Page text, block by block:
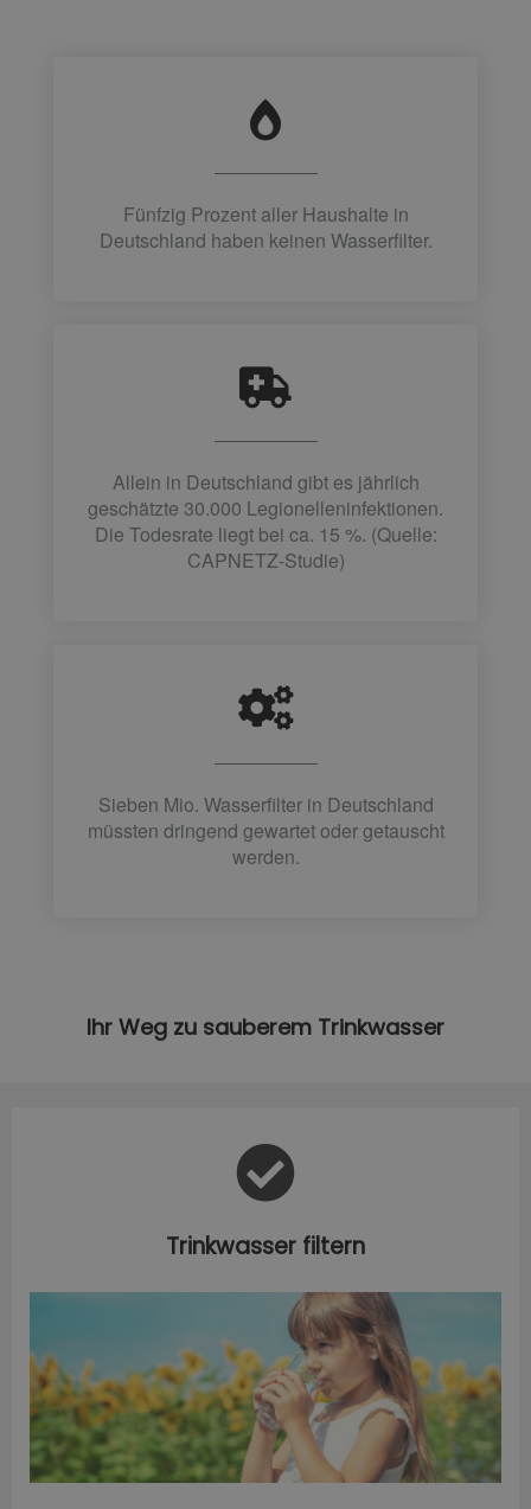
Fünfzig Prozent aller Haushalte in
Deutschland haben keinen Wasserfilter.
Allein in Deutschland gibt es jährlich
geschätzte 30.000 Legionelleninfektionen.
Die Todesrate liegt bei ca. 15 %. (Quelle:
CAPNETZ-Studie)
Sieben Mio. Wasserfilter in Deutschland
müssten dringend gewartet oder getauscht
werden.
Ihr Weg zu sauberem Trinkwasser
Trinkwasser filtern